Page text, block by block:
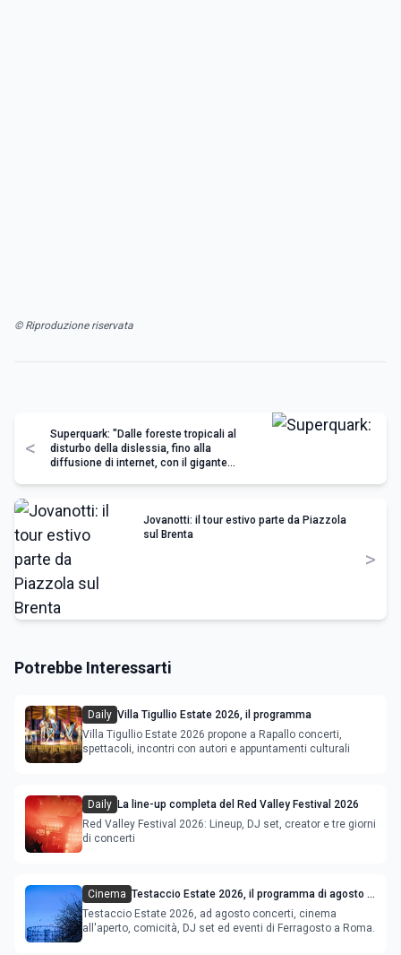
© Riproduzione riservata
<
Superquark: "Dalle foreste tropicali al
disturbo della dislessia, fino alla
diffusione di internet, con il gigante
Jovanotti: il tour estivo parte da Piazzola
sul Brenta
>
Potrebbe Interessarti
Daily Villa Tigullio Estate 2026, il programma
Villa Tigullio Estate 2026 propone a Rapallo concerti,
spettacoli, incontri con autori e appuntamenti culturali
Daily La line-up completa del Red Valley Festival 2026
Red Valley Festival 2026: Lineup, DJ set, creator e tre giorni
di concerti
Cinema Testaccio Estate 2026, il programma di agosto e
Ferragosto
Testaccio Estate 2026, ad agosto concerti, cinema
all'aperto, comicità, DJ set ed eventi di Ferragosto a Roma.